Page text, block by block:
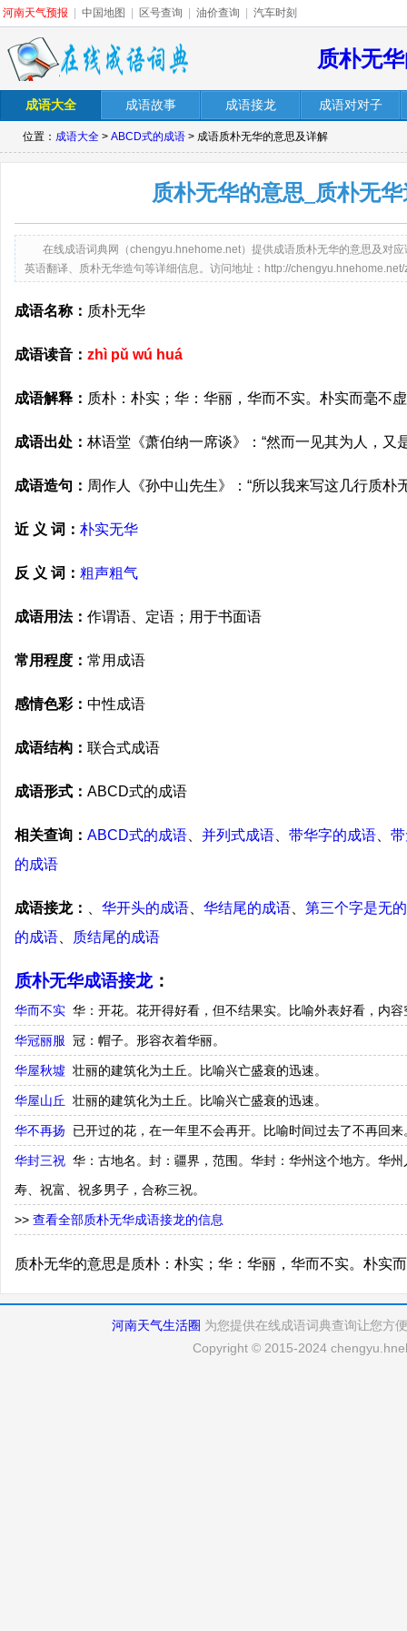
河南天气预报 中国地图 区号查询 油价查询 汽车时刻
质朴无
成语大全 成语故事 成语接龙 成语对对子
位置： 成语大全 > ABCD式的成语 > 成语质朴无华的意思及详解
质朴无华的意思_质朴无
在线成语词典网（chengyu.hnehome.net）提供成语质朴无华的意思及对
英语翻译、质朴无华造句等详细信息。访问地址：http://
成语名称： 质朴无华
成语读音： zhì pǔ wú huá
成语解释： 质朴：朴实；华：华丽，华而不实。朴实而毫不
成语出处： 林语堂《萧伯纳一席谈》：“然而一见其为人，又
成语造句： 周作人《孙中山先生》：“所以我来写这几行质朴
近 义 词： 朴实无华
反 义 词： 粗声粗气
成语用法： 作谓语、定语；用于书面语
常用程度： 常用成语
感情色彩： 中性成语
成语结构： 联合式成语
成语形式： ABCD式的成语
相关查询： ABCD式的成语 并列式成语 带华字的成语
的成语
成语接龙： 华开头的成语 华结尾的成语
第三个字是无
的成语
质结尾的成语
质朴无华成语接龙：
华而不实 华：开花。花开得好看，但不结果实。比喻外表好看，内容
华冠丽服 冠：帽子。形容衣着华丽。
华屋秋墟 壮丽的建筑化为土丘。比喻兴亡盛衰的迅速。
华屋山丘 壮丽的建筑化为土丘。比喻兴亡盛衰的迅速。
华不再扬 已开过的花，在一年里不会再开。比喻时间过去了不再回来
华封三祝 华：古地名。封：疆界，范围。华封：华州这个地方。华
寿、祝富、祝多男子，合称三祝。
>> 查看全部质朴无华成语接龙的信息
质朴无华的意思是质朴：朴实；华：华丽，华而不实。朴实
河南天气生活圈 为您提供在线成语词典查询让您方
Copyright © 2015-2024